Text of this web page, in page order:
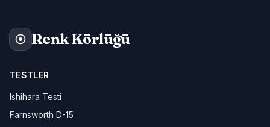
Renk Körlüğü
TESTLER
Ishihara Testi
Farnsworth D-15